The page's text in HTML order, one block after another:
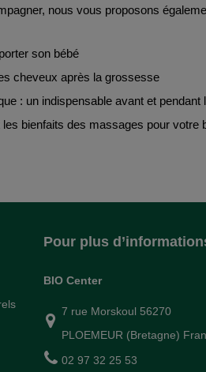
nous vous proposons
son bébé
cheveux après la grossesse
: un indispensable avant et pendant
bienfaits des massages pour votre
Pour plus
BIO Center
7 rue Morskoul 56270
PLOEMEUR (Bretagne)
02 97 32 25 53